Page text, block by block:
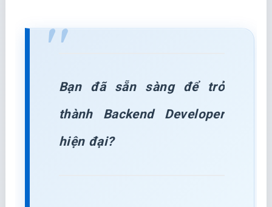
Bạn đã sẵn sàng để trở
thành Backend Developer
hiện đại?